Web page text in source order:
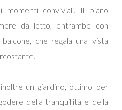
momenti conviviali. Il piano
da letto, entrambe con
che regala una vista
un giardino, ottimo per
della tranquillità e della